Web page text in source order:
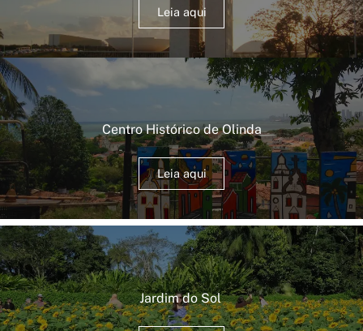
Leia aqui
Centro Histórico de Olinda
Leia aqui
Jardim do Sol